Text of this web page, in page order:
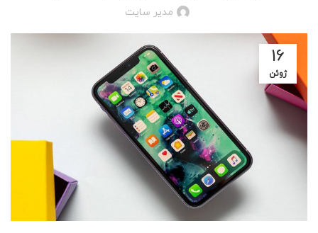
مدیر سایت
16
ژوئن